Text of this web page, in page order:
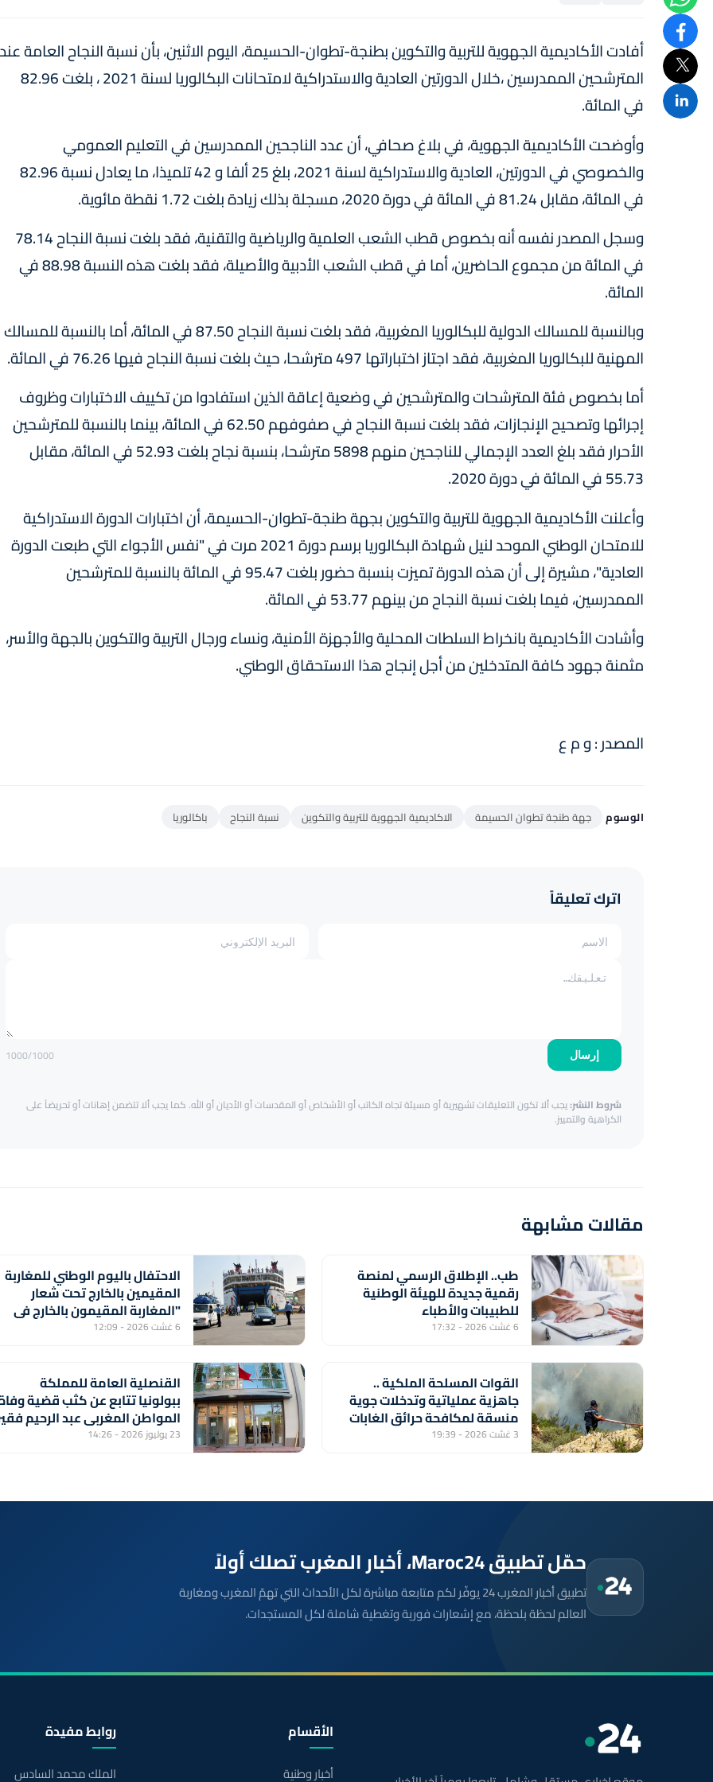
أفادت الأكاديمية الجهوية للتربية والتكوين بطنجة-تطوان-الحسيمة، اليوم الاثنين، بأن نسبة النجاح العامة عند
المترشحين الممدرسين ،خلال الدورتين العادية والاستدراكية لامتحانات البكالوريا لسنة 2021 ، بلغت 82.96
في المائة.
وأوضحت الأكاديمية الجهوية، في بلاغ صحافي، أن عدد الناجحين الممدرسين في التعليم العمومي
والخصوصي في الدورتين، العادية والاستدراكية لسنة 2021، بلغ 25 ألفا و 42 تلميذا، ما يعادل نسبة 82.96
في المائة، مقابل 81.24 في المائة في دورة 2020، مسجلة بذلك زيادة بلغت 1.72 نقطة مائوية.
وسجل المصدر نفسه أنه بخصوص قطب الشعب العلمية والرياضية والتقنية، فقد بلغت نسبة النجاح 78.14
في المائة من مجموع الحاضرين، أما في قطب الشعب الأدبية والأصيلة، فقد بلغت هذه النسبة 88.98 في
المائة.
وبالنسبة للمسالك الدولية للبكالوريا المغربية، فقد بلغت نسبة النجاح 87.50 في المائة، أما بالنسبة للمسالك
المهنية للبكالوريا المغربية، فقد اجتاز اختباراتها 497 مترشحا، حيث بلغت نسبة النجاح فيها 76.26 في المائة.
أما بخصوص فئة المترشحات والمترشحين في وضعية إعاقة الذين استفادوا من تكييف الاختبارات وظروف
إجرائها وتصحيح الإنجازات، فقد بلغت نسبة النجاح في صفوفهم 62.50 في المائة، بينما بالنسبة للمترشحين
الأحرار فقد بلغ العدد الإجمالي للناجحين منهم 5898 مترشحا، بنسبة نجاح بلغت 52.93 في المائة، مقابل
55.73 في المائة في دورة 2020.
وأعلنت الأكاديمية الجهوية للتربية والتكوين بجهة طنجة-تطوان-الحسيمة، أن اختبارات الدورة الاستدراكية
للامتحان الوطني الموحد لنيل شهادة البكالوريا برسم دورة 2021 مرت في "نفس الأجواء التي طبعت الدورة
العادية"، مشيرة إلى أن هذه الدورة تميزت بنسبة حضور بلغت 95.47 في المائة بالنسبة للمترشحين
الممدرسين، فيما بلغت نسبة النجاح من بينهم 53.77 في المائة.
وأشادت الأكاديمية بانخراط السلطات المحلية والأجهزة الأمنية، ونساء ورجال التربية والتكوين بالجهة والأسر،
مثمنة جهود كافة المتدخلين من أجل إنجاح هذا الاستحقاق الوطني.
المصدر : و م ع
الوسوم جهة طنجة تطوان الحسيمة الاكاديمية الجهوية للتربية والتكوين نسبة النجاح باكالوريا
اترك تعليقاً
إرسال 1000/1000
شروط النشر:يجب ألا تكون التعليقات تشهيرية أو مسيئة تجاه الكاتب أو الأشخاص أو المقدسات أو الأديان أو الله. كما يجب ألا تتضمن إهانات أو تحريضاً على
الكراهية والتمييز.
مقالات مشابهة
طب.. الإطلاق الرسمي لمنصة
رقمية جديدة للهيئة الوطنية
للطبيبات والأطباء
6 غشت 2026 - 17:32
الاحتفال باليوم الوطني للمغاربة
المقيمين بالخارج تحت شعار
"المغاربة المقيمون بالخارج في
خدمة أوراش المغرب 2030"
6 غشت 2026 - 12:09
القوات المسلحة الملكية ..
جاهزية عملياتية وتدخلات جوية
منسقة لمكافحة حرائق الغابات
3 غشت 2026 - 19:39
القنصلية العامة للمملكة
ببولونيا تتابع عن كثب قضية
المواطن المغربي عبد الرحيم
23 يوليوز 2026 - 14:26
حمّل تطبيق Maroc24، أخبار المغرب تصلك أولاً
تطبيق أخبار المغرب 24 يوفّر لكم متابعة مباشرة لكل الأحداث التي تهمّ المغرب ومغاربة
العالم لحظة بلحظة، مع إشعارات فورية وتغطية شاملة لكل المستجدات.
الأقسام
أخبار وطنية
روابط مفيدة
الملك محمد السادس